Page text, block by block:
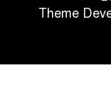
Theme